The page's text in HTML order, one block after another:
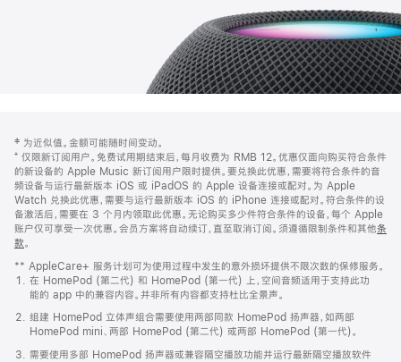
页
页
脚
注
‡ 为近似值。金额可能随时间变动。
⁺ 仅限新订阅用户。免费试用期结束后，每月收费为 RMB 12。优惠仅面向购买符合条件
的新设备的 Apple Music 新订阅用户限时提供。要兑换此优惠，需要将符合条件的音
频设备与运行最新版本 iOS 或 iPadOS 的 Apple 设备连接或配对。为 Apple
Watch 兑换此优惠，需要与运行最新版本 iOS 的 iPhone 连接或配对。符合条件的设
备激活后，需要在 3 个月内领取此优惠。无论购买多少件符合条件的设备，每个 Apple
账户仅可享受一次优惠。会员方案将自动续订，直至取消订阅。须遵循限制条件和其他条
款。
窗
口
中
打
开)
** AppleCare+ 服务计划可为使用过程中发生的意外损坏提供不限次数的保修服务。
在 HomePod (第二代) 和 HomePod (第一代) 上，空间音频适用于支持此功
能的 app 中的兼容内容。并非所有内容都支持杜比全景声。
组建 HomePod 立体声组合需要使用两部同款 HomePod 扬声器，如两部
HomePod mini、两部 HomePod (第二代) 或两部 HomePod (第一代)。
需要使用多部 HomePod 扬声器或兼容隔空播放功能并运行最新隔空播放软件